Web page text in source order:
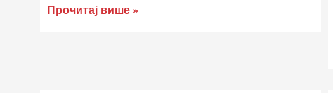
Прочитај више »